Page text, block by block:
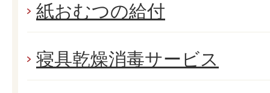
紙おむつの給付
寝具乾燥消毒サービス